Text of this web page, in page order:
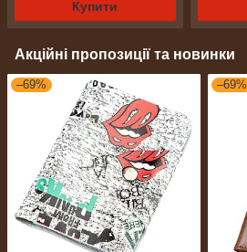
Купити
Акційні пропозиції та новинки
–69% –69%